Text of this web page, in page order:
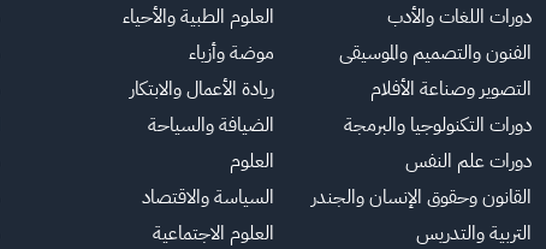
دورات اللغات والأدب
الفنون والتصميم والموسيقى
التصوير وصناعة الأفلام
دورات التكنولوجيا والبرمجة
دورات علم النفس
القانون وحقوق الإنسان والجندر
التربية والتدريس
العلوم الطبية والأحياء
موضة وأزياء
ريادة الأعمال والابتكار
الضيافة والسياحة
العلوم
السياسة والاقتصاد
العلوم الاجتماعية